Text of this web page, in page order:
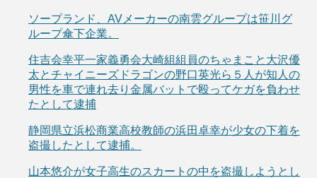
ソープランド、AVメーカーの南雲グループは笹川グ
ループ傘下企業。
住吉会幸平一家義勇会大崎組組員のちゃまこと大沢優
太とチャイニーズドラゴンの野口英光ら５人が知人の
男性を車で連れ去り金属バットで殴ってケガを負わせ
たとして逮捕
静岡県立浜松商業高校教師の浜田卓幸が少女の下着を
盗撮したとして逮捕。
山本悠介が女子高生のスカートの中を盗撮しようとし